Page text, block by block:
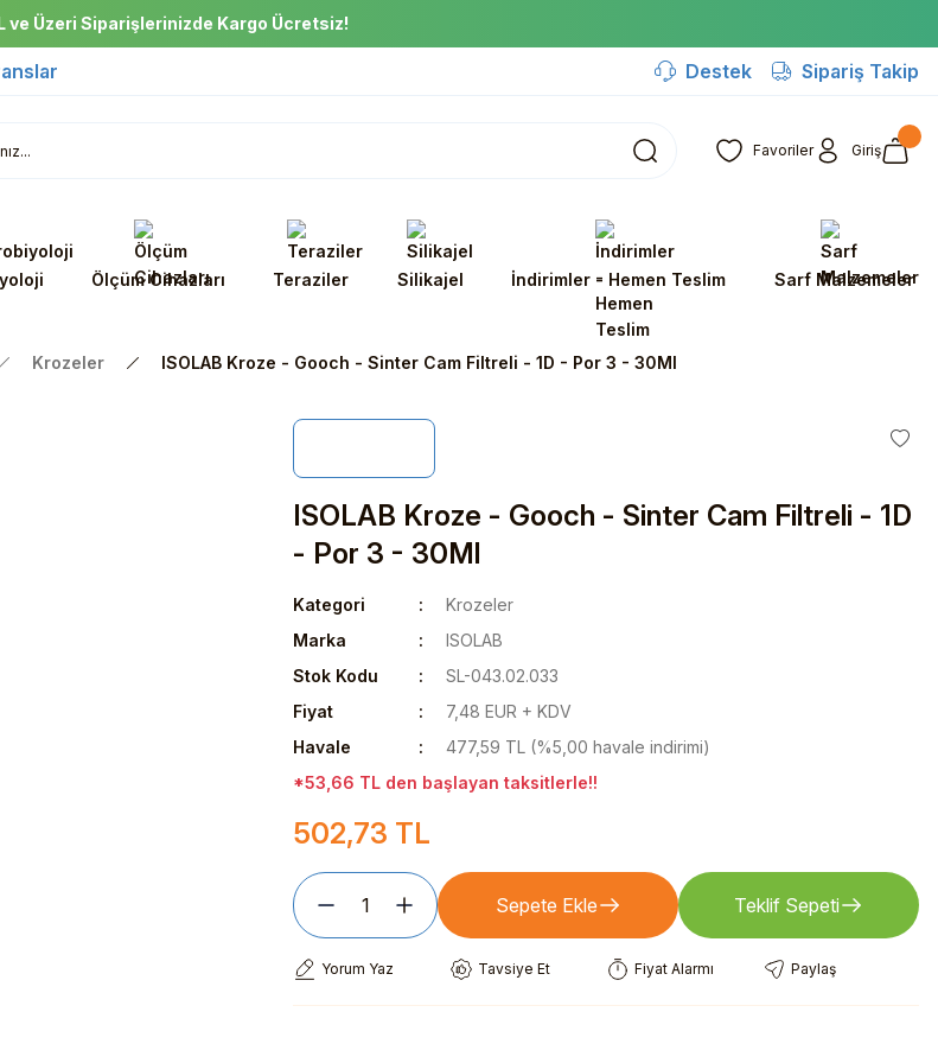
ve Üzeri Siparişlerinizde Kargo Ücretsiz!
Destek Sipariş Takip
Favoriler Giriş
Ölçüm Cihazları Teraziler Silikajel İndirimler - Hemen Teslim Sarf Malzemeler
Krozeler ISOLAB Kroze - Gooch - Sinter Cam Filtreli - 1D - Por 3 - 30Ml
ISOLAB Kroze - Gooch - Sinter Cam Filtreli - 1D
- Por 3 - 30Ml
Kategori
Krozeler
Marka
ISOLAB
Stok Kodu
SL-043.02.033
Fiyat
7,48 EUR + KDV
Havale
477,59 TL (%5,00 havale indirimi)
*53,66 TL den başlayan taksitlerle!!
502,73 TL
Sepete Ekle Teklif Sepeti
Yorum Yaz Tavsiye Et Fiyat Alarmı Paylaş